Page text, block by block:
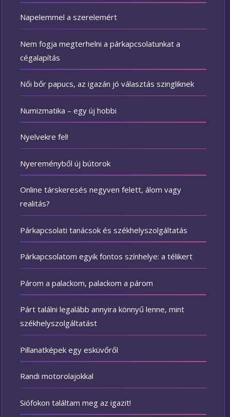
Napelemmel a szerelemért
Nem fogja megterhelni a párkapcsolatunkat a
cégalapítás
Női bőr papucs, az igazán jó választás szingliknek
Numizmatika – egy új hobbi
Nyelvekre fel!
Nyereményből új bútorok
Online társkeresés negyven felett, álom vagy
realitás?
Párkapcsolati tanácsok és székhelyszolgáltatás
Párkapcsolatom egyik fontos színhelye: a télikert
Párom a palackom, palackom a párom
Párt találni legalább annyira könnyű lenne, mint
székhelyszolgáltatást
Pillanatképek egy esküvőről
Randi motorolajokkal
Siófokon találtam meg az igazit!